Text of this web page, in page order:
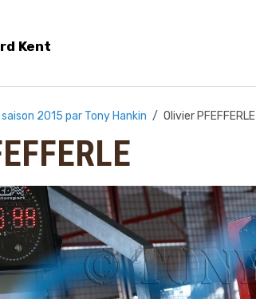
Kent
saison 2015 par Tony Hankin Olivier PFEFFERLE